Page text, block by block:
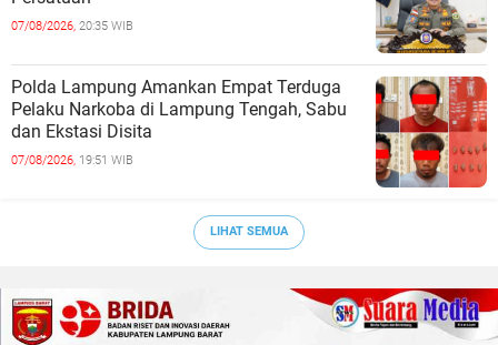
07/08/2026, 20:35 WIB
Polda Lampung Amankan Empat Terduga
Pelaku Narkoba di Lampung Tengah, Sabu
dan Ekstasi Disita
07/08/2026, 19:51 WIB
LIHAT SEMUA